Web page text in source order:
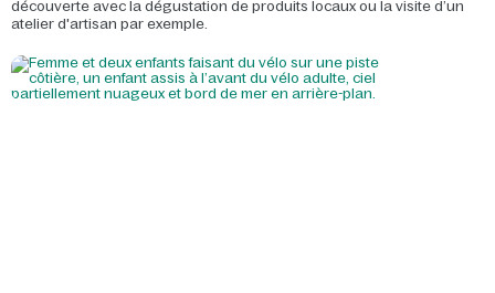
découverte avec la dégustation de produits locaux ou la visite d’un
atelier d'artisan par exemple.